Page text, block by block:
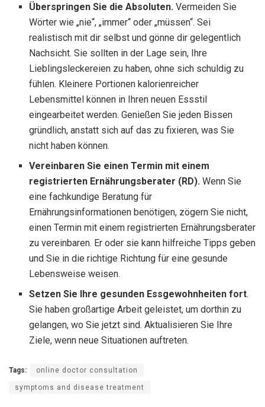
Überspringen Sie die Absoluten. Vermeiden Sie
Wörter wie „nie“, „immer“ oder „müssen“. Sei
realistisch mit dir selbst und gönne dir gelegentlich
Nachsicht. Sie sollten in der Lage sein, Ihre
Lieblingsleckereien zu haben, ohne sich schuldig zu
fühlen. Kleinere Portionen kalorienreicher
Lebensmittel können in Ihren neuen Essstil
eingearbeitet werden. Genießen Sie jeden Bissen
gründlich, anstatt sich auf das zu fixieren, was Sie
nicht haben können.
Vereinbaren Sie einen Termin mit einem
registrierten Ernährungsberater (RD). Wenn Sie
eine fachkundige Beratung für
Ernährungsinformationen benötigen, zögern Sie nicht,
einen Termin mit einem registrierten Ernährungsberater
zu vereinbaren. Er oder sie kann hilfreiche Tipps geben
und Sie in die richtige Richtung für eine gesunde
Lebensweise weisen.
Setzen Sie Ihre gesunden Essgewohnheiten fort.
Sie haben großartige Arbeit geleistet, um dorthin zu
gelangen, wo Sie jetzt sind. Aktualisieren Sie Ihre
Ziele, wenn neue Situationen auftreten.
Tags: online doctor consultation
symptoms and disease treatment